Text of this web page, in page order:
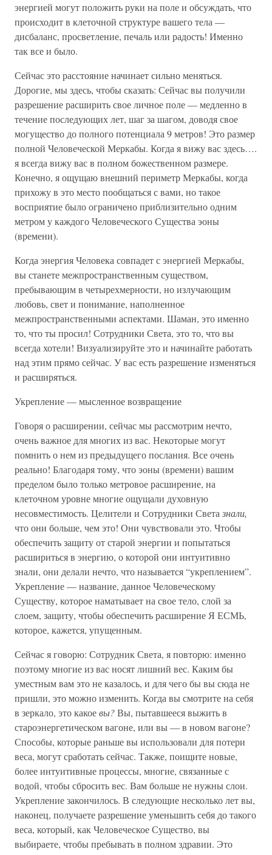
энергией могут положить руки на поле и обсуждать, что
происходит в клеточной структуре вашего тела —
дисбаланс, просветление, печаль или радость! Именно
так все и было.
Сейчас это расстояние начинает сильно меняться.
Дорогие, мы здесь, чтобы сказать: Сейчас вы получили
разрешение расширить свое личное поле — медленно в
течение последующих лет, шаг за шагом, доводя свое
могущество до полного потенциала 9 метров! Это размер
полной Человеческой Меркабы. Когда я вижу вас здесь….
я всегда вижу вас в полном божественном размере.
Конечно, я ощущаю внешний периметр Меркабы, когда
прихожу в это место пообщаться с вами, но такое
восприятие было ограничено приблизительно одним
метром у каждого Человеческого Существа эоны
(времени).
Когда энергия Человека совпадет с энергией Меркабы,
вы станете межпространственным существом,
пребывающим в четырехмерности, но излучающим
любовь, свет и понимание, наполненное
межпространственными аспектами. Шаман, это именно
то, что ты просил! Сотрудники Света, это то, что вы
всегда хотели! Визуализируйте это и начинайте работать
над этим прямо сейчас. У вас есть разрешение изменяться
и расширяться.
Укрепление — мысленное возвращение
Говоря о расширении, сейчас мы рассмотрим нечто,
очень важное для многих из вас. Некоторые могут
помнить о нем из предыдущего послания. Все очень
реально! Благодаря тому, что эоны (времени) вашим
пределом было только метровое расширение, на
клеточном уровне многие ощущали духовную
несовместимость. Целители и Сотрудники Света знали,
что они больше, чем это! Они чувствовали это. Чтобы
обеспечить защиту от старой энергии и попытаться
расшириться в энергию, о которой они интуитивно
знали, они делали нечто, что называется “укреплением”.
Укрепление — название, данное Человеческому
Существу, которое наматывает на свое тело, слой за
слоем, защиту, чтобы обеспечить расширение Я ЕСМЬ,
которое, кажется, упущенным.
Сейчас я говорю: Сотрудник Света, я повторю: именно
поэтому многие из вас носят лишний вес. Каким бы
уместным вам это не казалось, и для чего бы вы сюда не
пришли, это можно изменить. Когда вы смотрите на себя
в зеркало, это какоевы?Вы, пытавшееся выжить в
староэнергетическом вагоне, или вы — в новом вагоне?
Способы, которые раньше вы использовали для потери
веса, могут сработать сейчас. Также, поищите новые,
более интуитивные процессы, многие, связанные с
водой, чтобы сбросить вес. Вам больше не нужны слои.
Укрепление закончилось. В следующие несколько лет вы,
наконец, получаете разрешение уменьшить себя до такого
веса, который, как Человеческое Существо, вы
выбираете, чтобы пребывать в полном здравии. Это